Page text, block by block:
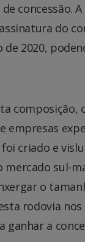
concessão.
do
2020,
composição,
empresas
criado e
sul-
o
rodovia
ganhar a